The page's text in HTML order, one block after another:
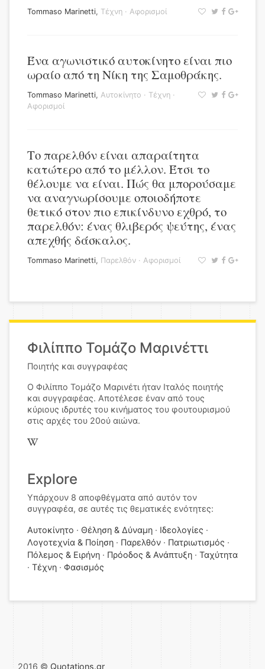
Tommaso Marinetti, Τέχνη · Αφορισμοί
Ένα αγωνιστικό αυτοκίνητο είναι πιο
ωραίο από τη Νίκη της Σαμοθράκης.
Tommaso Marinetti, Αυτοκίνητο · Τέχνη ·
Αφορισμοί
Το παρελθόν είναι απαραίτητα
κατώτερο από το μέλλον. Έτσι το
θέλουμε να είναι. Πώς θα μπορούσαμε
να αναγνωρίσουμε οποιοδήποτε
θετικό στον πιο επικίνδυνο εχθρό, το
παρελθόν: ένας θλιβερός ψεύτης, ένας
απεχθής δάσκαλος.
Tommaso Marinetti, Παρελθόν · Αφορισμοί
Φιλίππο Τομάζο Μαρινέττι
Ποιητής και συγγραφέας
Ο Φιλίππο Τομάζο Μαρινέτι ήταν Ιταλός ποιητής
και συγγραφέας. Αποτέλεσε έναν από τους
κύριους ιδρυτές του κινήματος του φουτουρισμού
στις αρχές του 20ού αιώνα.
Explore
Υπάρχουν 8 αποφθέγματα από αυτόν τον
συγγραφέα, σε αυτές τις θεματικές ενότητες:
Αυτοκίνητο Θέληση & Δύναμη
Ιδεολογίες
Λογοτεχνία & Ποίηση
Παρελθόν
Πατριωτισμός
Πόλεμος & Ειρήνη
Πρόοδος & Ανάπτυξη
Ταχύτητα
Τέχνη
Φασισμός
2016 © Quotations.gr